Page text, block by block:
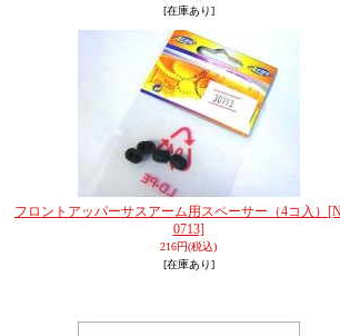
[在庫あり]
フロントアッパーサスアーム用スペーサー（4コ入）
0713]
216円(税込)
[在庫あり]